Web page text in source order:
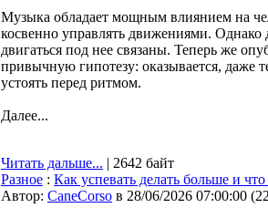
Музыка обладает мощным влиянием на
косвенно управлять движениями. Однако
двигаться под нее связаны. Теперь же
привычную гипотезу: оказывается, даже
устоять перед ритмом.
Далее...
Читать дальше... | 2642 байт
Разное : Как успевать делать больше и
Автор: CaneCorso в 28/06/2026 07:00:00 (